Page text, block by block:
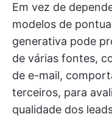
Em vez de
modelos de
generativa pode
de várias fontes,
de e-mail,
terceiros, para
qualidade dos